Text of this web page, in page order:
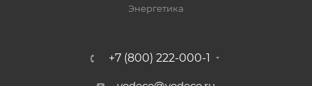
Энергетика
+7 (800) 222-000-1